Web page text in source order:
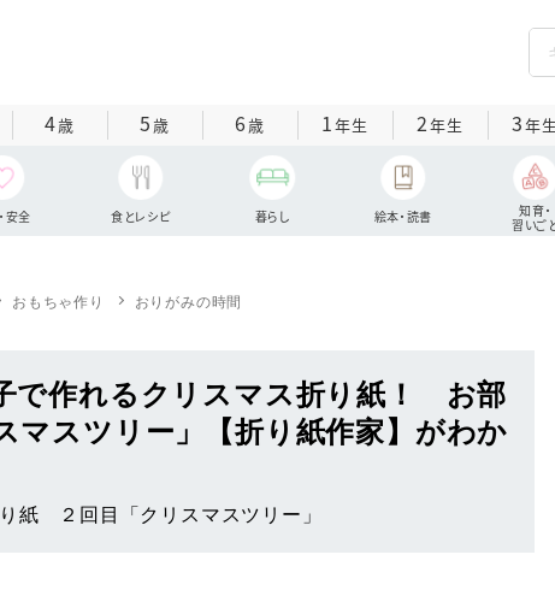
4歳 5歳 6歳 1年生 2年生 3年生
安全 食とレシピ 暮らし 絵本・読書
知育・
習いご
おもちゃ作り おりがみの時間
で作れるクリスマス折り紙！ お部
マスツリー」【折り紙作家】がわか
紙 ２回目「クリスマスツリー」